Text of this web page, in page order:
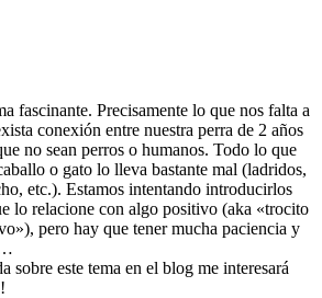
fascinante. Precisamente lo que nos falta a
conexión entre nuestra perra de 2 años
no sean perros o humanos. Todo lo que
o gato lo lleva bastante mal (ladridos,
etc.). Estamos intentando introducirlos
lo relacione con algo positivo (aka «trocito
pero hay que tener mucha paciencia y
sobre este tema en el blog me interesará